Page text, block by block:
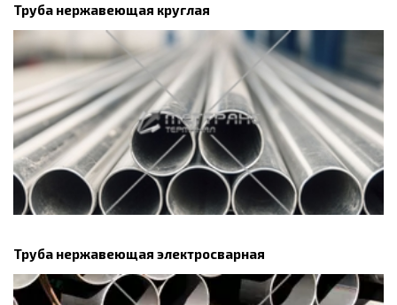
Труба нержавеющая круглая
Труба нержавеющая электросварная